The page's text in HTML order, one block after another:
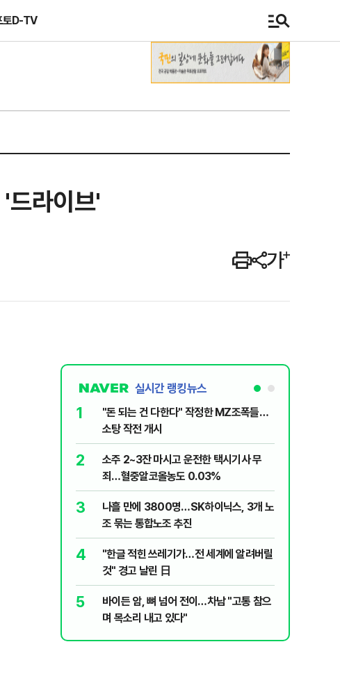
토D-TV
라이브'
실시간 랭킹뉴스
1
"돈 되는 건 다한다" 작정한 MZ조폭들…
소탕 작전 개시
2
소주 2~3잔 마시고 운전한 택시기사 무
죄…혈중알코올농도 0.03%
3
나흘 만에 3800명…SK하이닉스, 3개 노
조 묶는 통합노조 추진
4
"한글 적힌 쓰레기가…전 세계에 알려버릴
것" 경고 날린 日
5
바이든 암, 뼈 넘어 전이…차남 "고통 참으
며 목소리 내고 있다"